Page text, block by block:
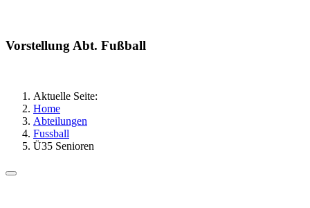
Vorstellung Abt. Fußball
Aktuelle Seite:
Home
Abteilungen
Fussball
Ü35 Senioren